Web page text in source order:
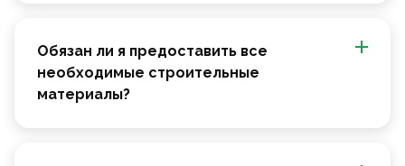
Обязан ли я предоставить все
необходимые строительные
материалы?